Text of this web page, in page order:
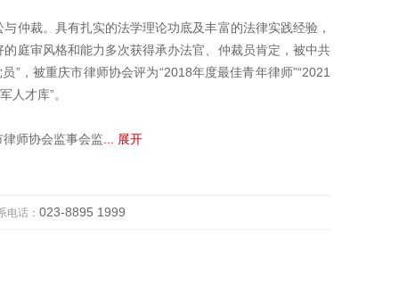
仲裁。具有扎实的法学理论功底及丰富的法律实践经验，
庭审风格和能力多次获得承办法官、仲裁员肯定，被中共
”，被重庆市律师协会评为“2018年度最佳青年律师”“2021
人才库”。
师协会监事会监 ... 展开
电话：023-8895 1999